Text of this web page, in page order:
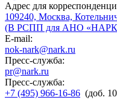
Адрес для
109240, Москва,
(В РСПП для АНО
E-mail:
nok-nark@nark.ru
Пресс-служба:
pr@nark.ru
Пресс-служба:
+7 (495) 966-16-86 (доб.